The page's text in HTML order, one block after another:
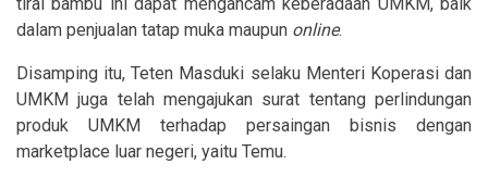
dalam penjualan tatap muka maupun online.
Disamping itu, Teten Masduki selaku Menteri Koperasi dan
UMKM juga telah mengajukan surat tentang perlindungan
produk UMKM terhadap persaingan bisnis dengan
marketplace luar negeri, yaitu Temu.